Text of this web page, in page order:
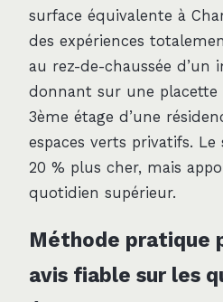
surface équivalente à
des expériences
au rez-de-chaussée d’un
donnant sur une placette
3ème étage d’une
espaces verts privatifs. Le
20 % plus cher, mais
quotidien supérieur.
Méthode pratique
avis fiable sur les